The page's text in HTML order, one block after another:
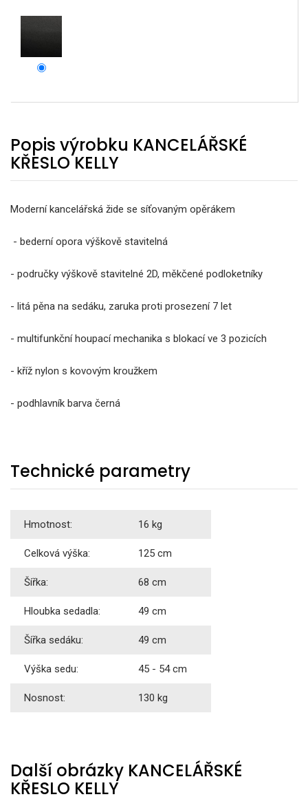
Popis výrobku KANCELÁŘSKÉ
KŘESLO KELLY
Moderní kancelářská žide se síťovaným opěrákem
- bederní opora výškově stavitelná
- područky výškově stavitelné 2D, měkčené podloketníky
- litá pěna na sedáku, zaruka proti prosezení 7 let
- multifunkční houpací mechanika s blokací ve 3 pozicích
- kříž nylon s kovovým kroužkem
- podhlavník barva černá
Technické parametry
Hmotnost: 16 kg
Celková výška: 125 cm
Šířka: 68 cm
Hloubka sedadla: 49 cm
Šířka sedáku: 49 cm
Výška sedu: 45 - 54 cm
Nosnost: 130 kg
Další obrázky KANCELÁŘSKÉ
KŘESLO KELLY